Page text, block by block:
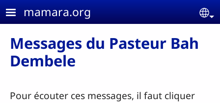
Aller au contenu principal
mamara.org
Messages du Pasteur Bah
Dembele
Pour écouter ces messages, il faut cliquer